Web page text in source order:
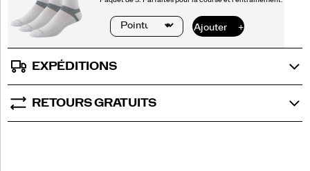
EXPÉDITIONS
RETOURS GRATUITS